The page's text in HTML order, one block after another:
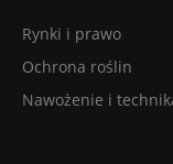
Rynki i prawo
Ochrona roślin
Nawożenie i